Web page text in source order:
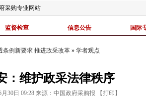
采购专业网站
监督检查 信息公告 国际
条例新要求 推进政采改革 » 学者观点
：维护政采法律秩序
月30日 09:28 来源： 中国政府采购报 【打印 】